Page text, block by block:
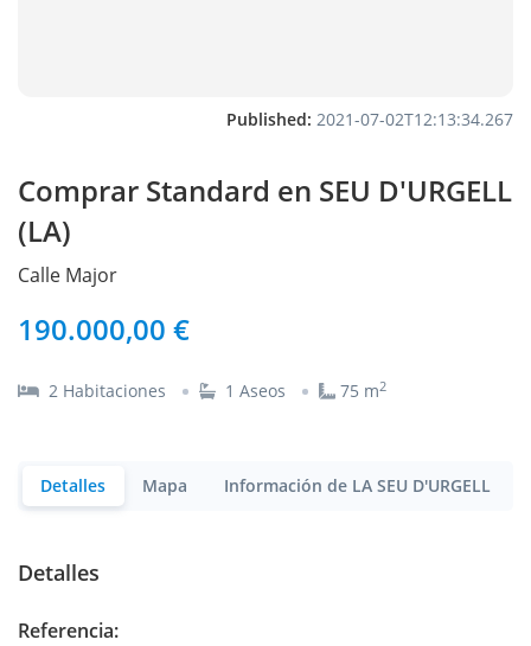
Published: 2021-07-02T12:13:34.267
Comprar Standard en SEU D'URGELL
(LA)
Calle Major
190.000,00 €
2 Habitaciones 1 Aseos 75 m2
Detalles Mapa Información de LA SEU D'URGELL
Detalles
Referencia: